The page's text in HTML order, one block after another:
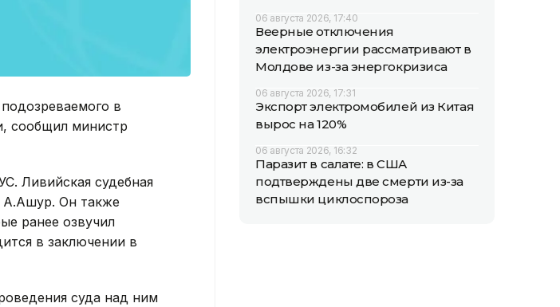
в
сообщил министр
Ливийская судебная
А.Ашур. Он также
ранее озвучил
в заключении в
суда над ним
06 августа 2026, 17:40
Веерные отключения
электроэнергии рассматривают в
Молдове из-за энергокризиса
06 августа 2026, 17:31
Экспорт электромобилей из Китая
вырос на 120%
06 августа 2026, 16:32
Паразит в салате: в США
подтверждены две смерти из-за
вспышки циклоспороза